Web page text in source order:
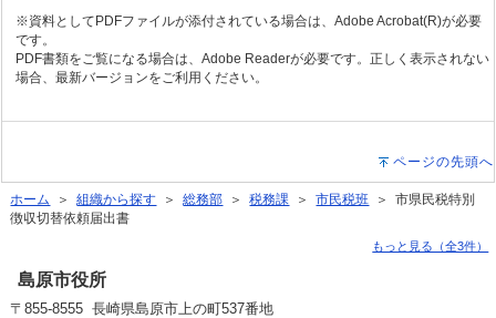
※資料としてPDFファイルが添付されている場合は、Adobe Acrobat(R)が必要
です。
PDF書類をご覧になる場合は、Adobe Readerが必要です。正しく表示されない
場合、最新バージョンをご利用ください。
ページの先頭へ
ホーム ＞組織から探す ＞総務部 ＞税務課 ＞市民税班 ＞ 市県民税特別
徴収切替依頼届出書
もっと見る（全3件）
島原市役所
〒855-8555 長崎県島原市上の町537番地